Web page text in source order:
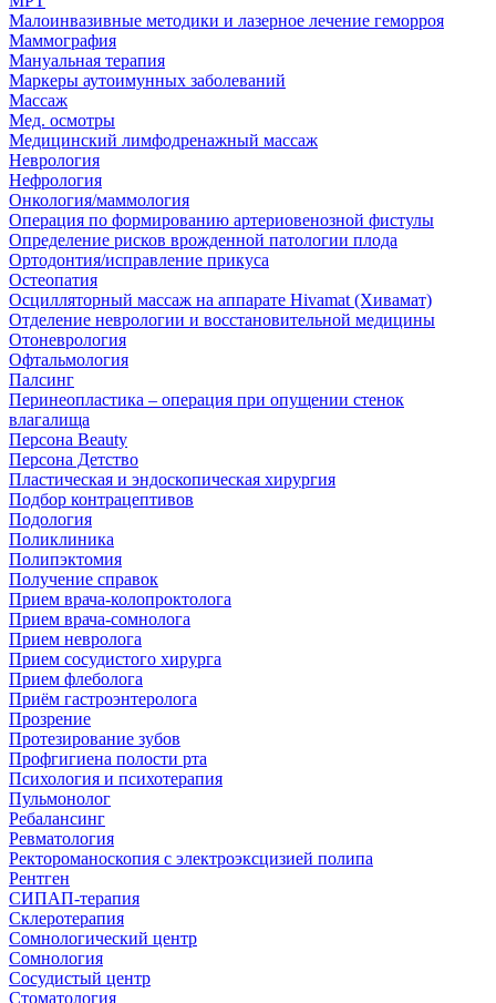
Малоинвазивные методики и лазерное лечение геморроя
Маммография
Мануальная терапия
Маркеры аутоимунных заболеваний
Массаж
Мед. осмотры
Медицинский лимфодренажный массаж
Неврология
Нефрология
Онкология/маммология
Операция по формированию артериовенозной фистулы
Определение рисков врожденной патологии плода
Ортодонтия/исправление прикуса
Остеопатия
Осцилляторный массаж на аппарате Hivamat (Хивамат)
Отделение неврологии и восстановительной медицины
Отоневрология
Офтальмология
Палсинг
Перинеопластика – операция при опущении стенок
влагалища
Персона Beauty
Персона Детство
Пластическая и эндоскопическая хирургия
Подбор контрацептивов
Подология
Поликлиника
Полипэктомия
Получение справок
Прием врача-колопроктолога
Прием врача-сомнолога
Прием невролога
Прием сосудистого хирурга
Прием флеболога
Приём гастроэнтеролога
Прозрение
Протезирование зубов
Профгигиена полости рта
Психология и психотерапия
Пульмонолог
Ребалансинг
Ревматология
Ректороманоскопия с электроэксцизией полипа
Рентген
СИПАП-терапия
Склеротерапия
Сомнологический центр
Сомнология
Сосудистый центр
Стоматология